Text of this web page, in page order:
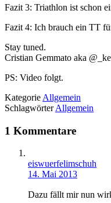
Fazit 3: Triathlon ist schon
Fazit 4: Ich brauch ein TT
Stay tuned.
Cristian Gemmato aka
PS: Video folgt.
Kategorie Allgemein
SchlagwörterAllgemein
1 Kommentare
eiswuerfelimschuh
14. Mai 2013
Dazu fällt mir nun